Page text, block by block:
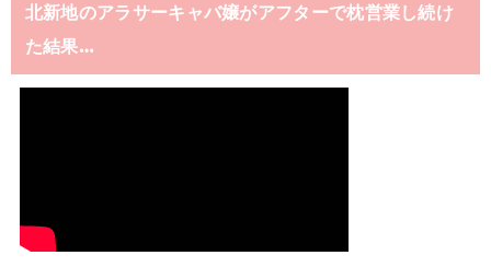
北新地のアラサーキャバ嬢がアフターで枕営業し続け
た結果…